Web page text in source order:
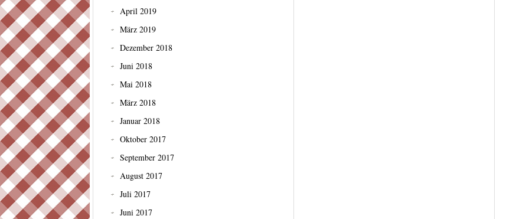
April 2019
März 2019
Dezember 2018
Juni 2018
Mai 2018
März 2018
Januar 2018
Oktober 2017
September 2017
August 2017
Juli 2017
Juni 2017